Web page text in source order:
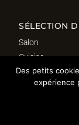
SÉLECTION
Salon
Cuisine
Salle de bain
Chambre
Des petits
expérience